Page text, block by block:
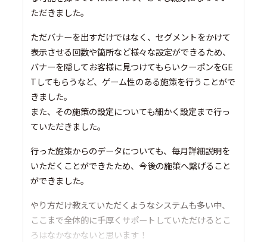
ただきました。
ただバナーを出すだけではなく、セグメントをかけて
表示させる回数や箇所など様々な設定ができるため、
バナーを隠してお客様に見つけてもらいクーポンをGE
Tしてもらうなど、ゲーム性のある施策を行うことがで
きました。
また、その施策の設定についても細かく設定まで行っ
ていただきました。
行った施策からのデータについても、毎月詳細説明を
いただくことができたため、今後の施策へ繋げること
ができました。
やり方だけ教えていただくようなシステムも多い中、
ここまで全体的に手厚くサポートしていただけるとこ
ろはなかなかないと思います！